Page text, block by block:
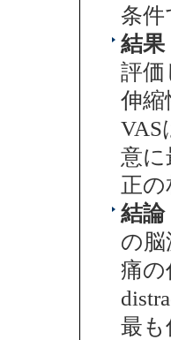
条件
結果
評価
伸縮
VAS
意に
正の
結論
の
痛の
最も